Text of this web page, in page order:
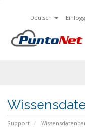
Deutsch
Support